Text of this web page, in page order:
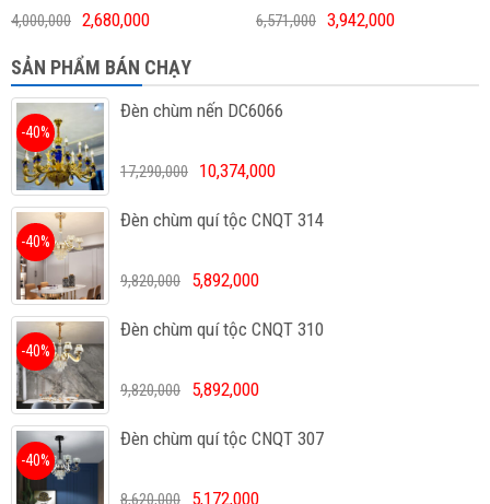
4,000,000 2,680,000 6,571,000 3,942,000
SẢN PHẨM BÁN CHẠY
Đèn chùm nến DC6066
-40%
17,290,000 10,374,000
Đèn chùm quí tộc CNQT 314
-40%
9,820,000 5,892,000
Đèn chùm quí tộc CNQT 310
-40%
9,820,000 5,892,000
Đèn chùm quí tộc CNQT 307
-40%
8,620,000 5,172,000